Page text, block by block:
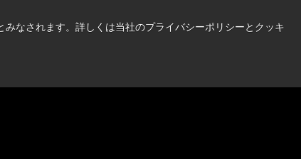
なされます。詳しくは当社のプライバシーポリシーとクッキ